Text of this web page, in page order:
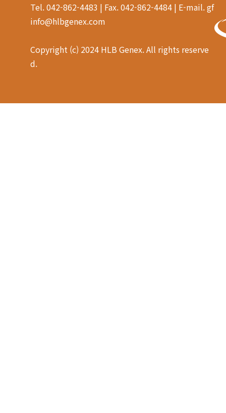
Tel. 042-862-4483 | Fax. 042-862-4484 | E-mail. gf
info@hlbgenex.com
Copyright (c) 2024 HLB Genex. All rights reserve
d.